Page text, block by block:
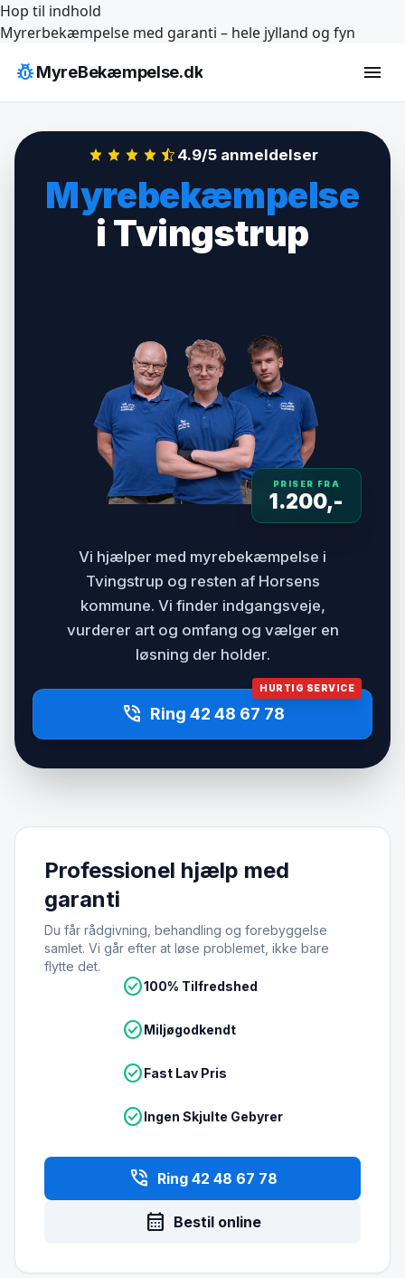
Hop til indhold
Myrerbekæmpelse med garanti – hele jylland og fyn
pest_controlMyreBekæmpelse.dk menu
4.9/5 anmeldelser
Myrebekæmpelse
i Tvingstrup
PRISER FRA
1.200,-
Vi hjælper med myrebekæmpelse i
Tvingstrup og resten af Horsens
kommune. Vi finder indgangsveje,
vurderer art og omfang og vælger en
løsning der holder.
HURTIG SERVICE
phone_in_talk Ring 42 48 67 78
Professionel hjælp med
garanti
Du får rådgivning, behandling og forebyggelse
samlet. Vi går efter at løse problemet, ikke bare
flytte det.
check_circle100% Tilfredshed
check_circleMiljøgodkendt
check_circleFast Lav Pris
check_circleIngen Skjulte Gebyrer
phone_in_talk Ring 42 48 67 78
calendar_month Bestil online